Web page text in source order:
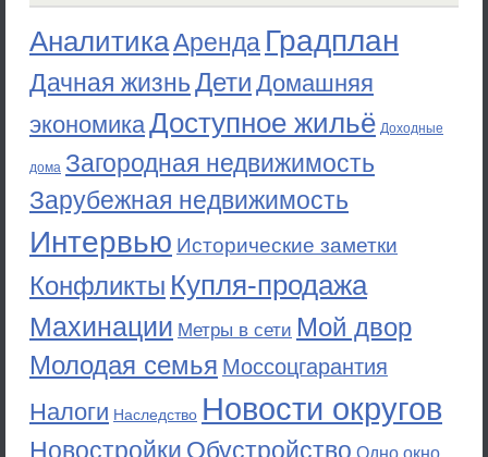
АналитикаАренда Градплан
Дачная жизньДети Домашняя
экономикаДоступное жильё Доходные
дома Загородная недвижимость
Зарубежная недвижимость
Интервью Исторические заметки
Конфликты Купля-продажа
Махинации Метры в сети Мой двор
Молодая семья Моссоцгарантия
Налоги Наследство Новости округов
Новостройки Обустройство Одно окно